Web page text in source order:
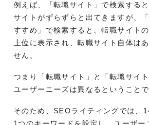
例えば、「転職サイト」で検索する
サイトがずらずらと出てきますが、
すすめ」で検索すると、転職サイト
上位に表示され、転職サイト自体は
せん。
つまり「転職サイト」と「転職サイ
ユーザーニーズは異なるということで
そのため、SEOライティングでは、
1つのキーワードを設定し、ユーザー